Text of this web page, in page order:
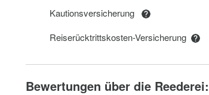
Full Board (min. 5 guests) PTP :
Kautionsversicherung
Reiserücktrittskosten-Versicherung
Bewertungen über die